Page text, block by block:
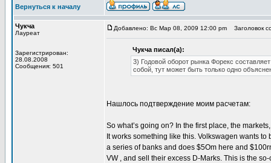
Вернуться к началу
Чукча
Лауреат
Зарегистрирован:
28.08.2008
Сообщения: 501
Добавлено: Вс Мар 08, 2009 12:00 pm Заголовок
Чукча писал(а):
3) Годовой оборот рынка Форекс
собой, тут может быть только одно
Нашлось подтверждение моим расчетам:
So what’s going on? In the first place, the
It works something like this. Volkswagen wants
a series of banks and does $5Om here and
VW , and sell their excess D-Marks. This is the